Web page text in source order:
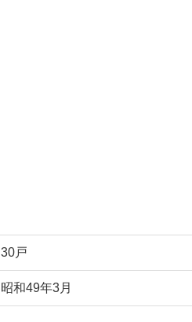
30戸
昭和49年3月